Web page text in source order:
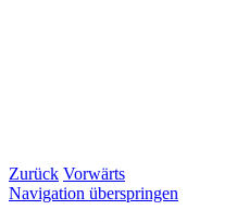
Zurück Vorwärts
Navigation überspringen